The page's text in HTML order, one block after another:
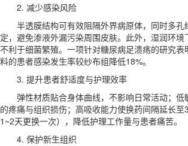
2. 减少感染风险
半透膜结构可有效阻隔外界病原体，同时多孔
定，避免渗液外漏污染周围皮肤。此外，湿润环境
不利于细菌繁殖。一项针对糖尿病足溃疡的研究
料的患者感染发生率较纱布组降低18%。
3. 提升患者舒适度与护理效率
弹性材质贴合身体曲线，不影响日常活动；
的疼痛与组织损伤；高吸收能力使换药间隔延长至
1~2天更换一次），降低护理工作量与患者痛苦。
4. 保护新生组织